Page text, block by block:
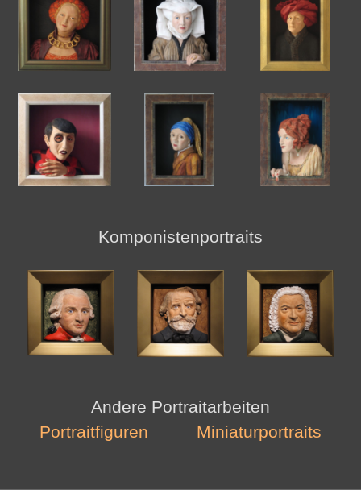
Komponistenportraits
Andere Portraitarbeiten
Portraitfiguren
Miniaturportraits